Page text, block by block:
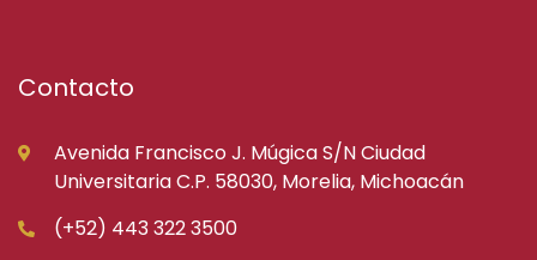
Contacto
Avenida Francisco J. Múgica S/N Ciudad
Universitaria C.P. 58030, Morelia, Michoacán
(+52) 443 322 3500